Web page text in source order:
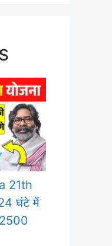
21th
घंटे में